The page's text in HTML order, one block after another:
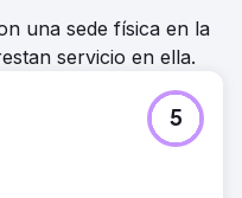
una sede física en la
servicio en ella.
5